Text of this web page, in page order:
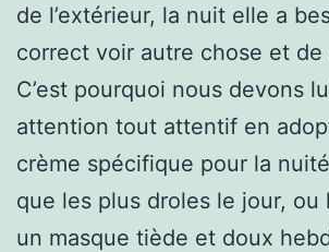
de l’extérieur, la nuit elle a
correct voir autre chose et de
C’est pourquoi nous devons
attention tout attentif en
crème spécifique pour la
que les plus droles le jour, ou
un masque tiède et doux